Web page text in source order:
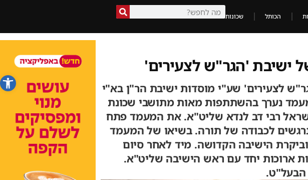
פתח
הכותל שכונות
ישיבת 'הגר"ש לצעירים'
לצעירים' שע"י מוסדות ישיבת הר"ן בא"י
נערך בהשתתפות מאות מתושבי שכונת
ישראל רבי דב לנדא שליט"א. את המעמד פתח
לכבודה של תורה. בשיאו של המעמד
הישיבה הקדושה. מיד לאחר סיום
ארוכות יחד עם ראש הישיבה שליט"א.
הבעל"ט.